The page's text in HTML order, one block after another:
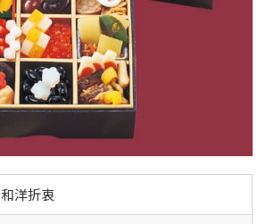
和洋折衷